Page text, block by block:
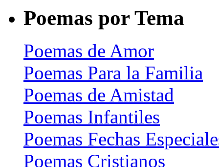
Poemas por Tema
Poemas de Amor
Poemas Para la Familia
Poemas de Amistad
Poemas Infantiles
Poemas Fechas
Poemas Cristianos